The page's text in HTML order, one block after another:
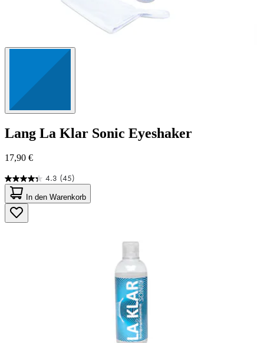
Lang La Klar Sonic Eyeshaker
17,90 €
4.3 (45)
4.3
von
5
Sternen.
45
In den Warenkorb